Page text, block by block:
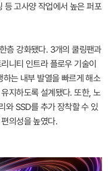
고사양 작업에서 높은 퍼포
층 강화됐다. 3개의 쿨링팬과
니티 인트라 플로우 기술이
는 내부 발열을 빠르게 해소
지하도록 설계됐다. 또한, 노
와 SSD를 추가 장착할 수 있
의성을 높였다.